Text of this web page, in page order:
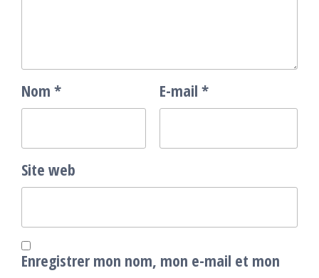
Nom * E-mail *
Site web
Enregistrer mon nom, mon e-mail et mon